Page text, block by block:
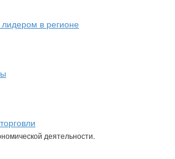
в регионе
деятельности.